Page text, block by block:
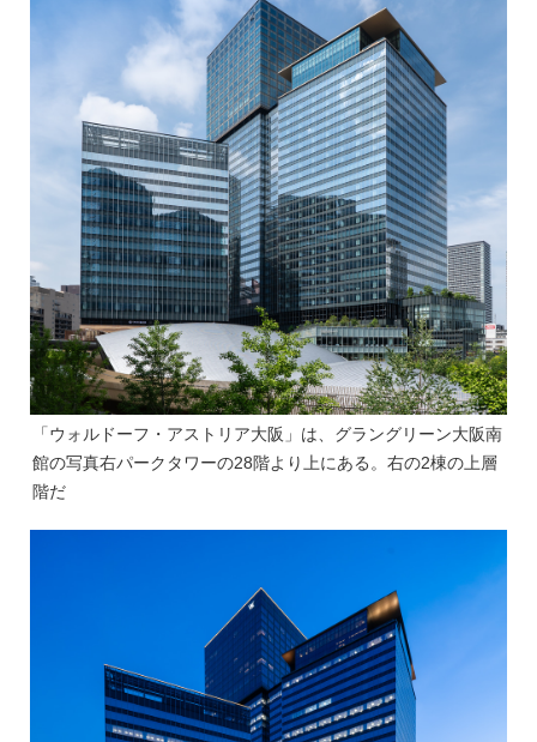
「ウォルドーフ・アストリア大阪」は、グラングリーン大阪南
館の写真右パークタワーの28階より上にある。右の2棟の上層
階だ